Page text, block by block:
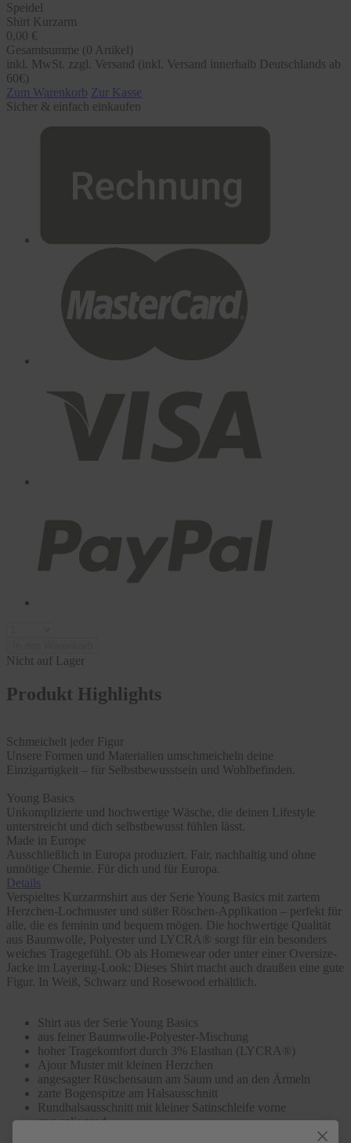
Speidel
Shirt Kurzarm
0,00 €
Gesamtsumme (0 Artikel)
inkl. MwSt. zzgl. Versand (inkl. Versand innerhalb Deutschlands ab
60€)
Zum Warenkorb Zur Kasse
Sicher & einfach einkaufen
Nicht auf Lager
Produkt Highlights
Schmeichelt jeder Figur
Unsere Formen und Materialien umschmeicheln deine
Einzigartigkeit – für Selbstbewusstsein und Wohlbefinden.
Young Basics
Unkomplizierte und hochwertige Wäsche, die deinen Lifestyle
unterstreicht und dich selbstbewusst fühlen lässt.
Made in Europe
Ausschließlich in Europa produziert. Fair, nachhaltig und ohne
unnötige Chemie. Für dich und für Europa.
Details
Verspieltes Kurzarmshirt aus der Serie Young Basics mit zartem
Herzchen-Lochmuster und süßer Röschen-Applikation – perfekt für
alle, die es feminin und bequem mögen. Die hochwertige Qualität
aus Baumwolle, Polyester und LYCRA® sorgt für ein besonders
weiches Tragegefühl. Ob als Homewear oder unter einer Oversize-
Jacke im Layering-Look: Dieses Shirt macht auch draußen eine gute
Figur. In Weiß, Schwarz und Rosewood erhältlich.
Shirt aus der Serie Young Basics
aus feiner Baumwolle-Polyester-Mischung
hoher Tragekomfort durch 3% Elasthan (LYCRA®)
Ajour Muster mit kleinen Herzchen
angesagter Rüschensaum am Saum und an den Ärmeln
zarte Bogenspitze am Halsausschnitt
Rundhalsausschnitt mit kleiner Satinschleife vorne
eng anliegend